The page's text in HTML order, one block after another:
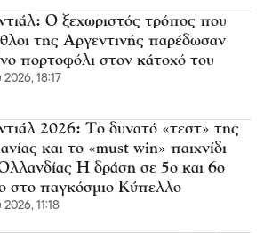
Ο ξεχωριστός τρόπος που
της Αργεντινής παρέδωσαν
πορτοφόλι στον κάτοχό του
2026, 18:17
2026: Το δυνατό «τεστ» της
και το «must win» παιχνίδι
Η δράση σε 5ο και 6ο
στο παγκόσμιο Κύπελλο
2026, 11:18